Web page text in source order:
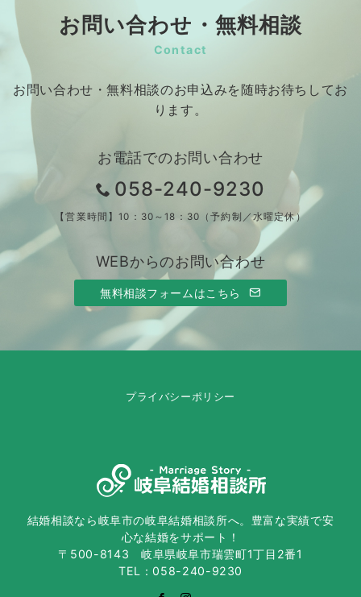
お問い合わせ・無料相談
Contact
お問い合わせ・無料相談のお申込みを随時お待ちしてお
ります。
お電話でのお問い合わせ
058-240-9230
【営業時間】10：30～18：30（予約制／水曜定休）
WEBからのお問い合わせ
無料相談フォームはこちら
プライバシーポリシー
結婚相談なら岐阜市の岐阜結婚相談所へ。豊富な実績で安
心な結婚をサポート！
〒500-8143 岐阜県岐阜市瑞雲町1丁目2番1
TEL：058-240-9230